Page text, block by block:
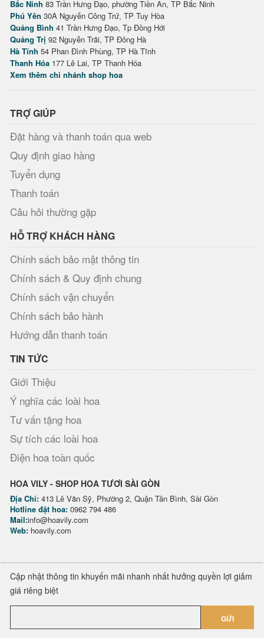
Bắc Ninh 83 Trần Hưng Đạo, phường Tiền An, TP Bắc Ninh
Phú Yên 30A Nguyễn Công Trứ, TP Tuy Hòa
Quảng Bình 41 Trần Hưng Đạo, Tp Đồng Hới
Quảng Trị 92 Nguyễn Trãi, TP Đông Hà
Hà Tĩnh 54 Phan Đình Phùng, TP Hà Tĩnh
Thanh Hóa 177 Lê Lai, TP Thanh Hóa
Xem thêm chi nhánh shop hoa
TRỢ GIÚP
Đặt hàng và thanh toán qua web
Quy định giao hàng
Tuyển dụng
Thanh toán
Câu hỏi thường gặp
HỖ TRỢ KHÁCH HÀNG
Chính sách bảo mật thông tin
Chính sách & Quy định chung
Chính sách vận chuyển
Chính sách bảo hành
Hướng dẫn thanh toán
TIN TỨC
Giới Thiệu
Ý nghĩa các loài hoa
Tư vấn tặng hoa
Sự tích các loài hoa
Điện hoa toàn quốc
HOA VILY - SHOP HOA TƯƠI SÀI GÒN
Địa Chỉ: 413 Lê Văn Sỹ, Phường 2, Quận Tân Bình, Sài Gòn
Hotline đặt hoa: 0962 794 486
Mail:info@hoavily.com
Web: hoavily.com
Cập nhật thông tin khuyến mãi nhanh nhất hưởng quyền lợi giảm
giá riêng biệt
GỬI